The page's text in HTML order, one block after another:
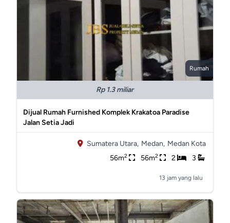
Rumah
Rp 1.3 miliar
Dijual Rumah Furnished Komplek Krakatoa Paradise
Jalan Setia Jadi
Sumatera Utara, Medan, Medan Kota
56m2 56m2 2 3
13 jam yang lalu